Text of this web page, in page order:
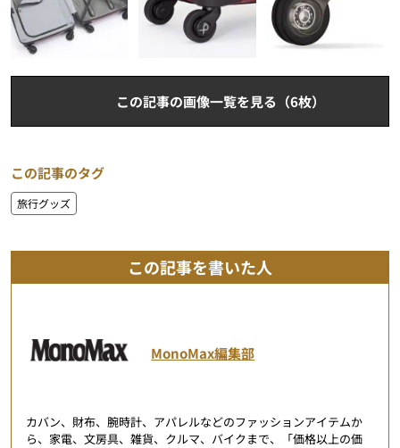
この記事の画像一覧を見る（6枚）
この記事のタグ
旅行グッズ
この記事を書いた人
MonoMax編集部
カバン、財布、腕時計、アパレルなどのファッションアイテムか
ら、家電、文房具、雑貨、クルマ、バイクまで、「価格以上の価